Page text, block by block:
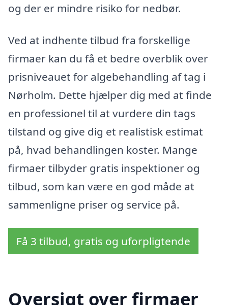
og der er mindre risiko for nedbør.
Ved at indhente tilbud fra forskellige
firmaer kan du få et bedre overblik over
prisniveauet for algebehandling af tag i
Nørholm. Dette hjælper dig med at finde
en professionel til at vurdere din tags
tilstand og give dig et realistisk estimat
på, hvad behandlingen koster. Mange
firmaer tilbyder gratis inspektioner og
tilbud, som kan være en god måde at
sammenligne priser og service på.
Få 3 tilbud, gratis og uforpligtende
Oversigt over firmaer